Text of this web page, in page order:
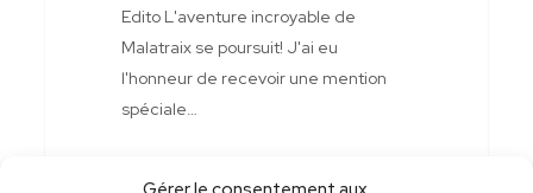
Edito L'aventure incroyable de
Malatraix se poursuit! J'ai eu
l'honneur de recevoir une mention
spéciale…